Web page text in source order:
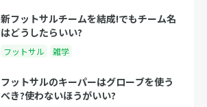
新フットサルチームを結成!でもチーム名
はどうしたらいい?
フットサル 雑学
フットサルのキーパーはグローブを使う
べき?使わないほうがいい?